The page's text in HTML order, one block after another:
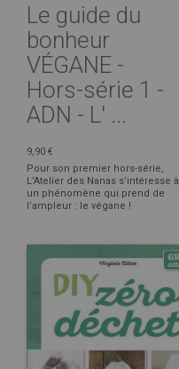
Le guide du
bonheur
VÉGANE -
Hors-série 1 -
ADN - L' ...
9,90 €
Pour son premier hors-série,
L’Atelier des Nanas s’intéresse à
un phénomène qui prend de
l’ampleur : le végane !